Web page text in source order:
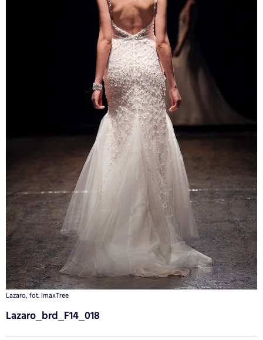
Lazaro, fot. ImaxTree
Lazaro_brd_F14_018